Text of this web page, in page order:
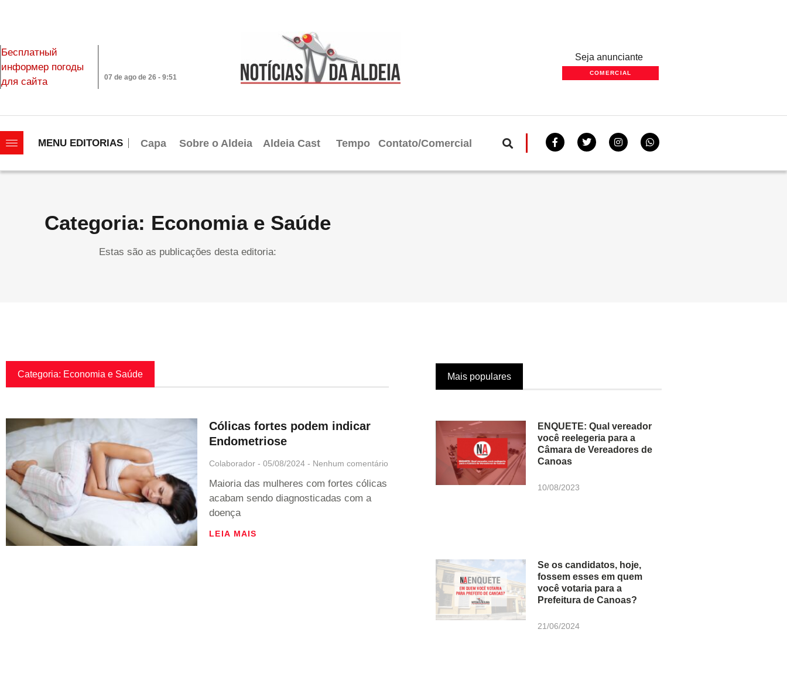
Бесплатный
информер погоды
для сайта
07 de ago de 26 - 9:51
Seja anunciante
COMERCIAL
MENU EDITORIAS Capa Sobre o Aldeia Aldeia Cast Tempo Contato/Comercial
Categoria: Economia e Saúde
Estas são as publicações desta editoria:
Categoria: Economia e Saúde
Cólicas fortes podem indicar
Endometriose
Colaborador 05/08/2024 Nenhum comentário
Maioria das mulheres com fortes cólicas
acabam sendo diagnosticadas com a
doença
LEIA MAIS
Mais populares
ENQUETE: Qual vereador
você reelegeria para a
Câmara de Vereadores de
Canoas
10/08/2023
Se os candidatos, hoje,
fossem esses em quem
você votaria para a
Prefeitura de Canoas?
21/06/2024